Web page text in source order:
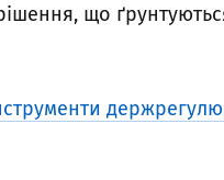
що